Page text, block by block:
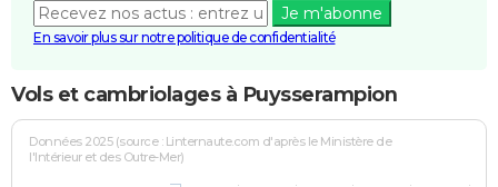
Je m'abonne
En savoir plus sur notre politique de confidentialité
Vols et cambriolages à Puysserampion
Données 2025 (source : Linternaute.com d'après le Ministère de
l'Intérieur et des Outre-Mer)